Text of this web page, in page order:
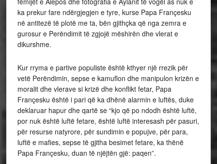
ka prekur fare ndërgjegjen e tyre, kurse Papa Françesku
në antitezë të plotë me ta, bën gjithçka që nga zemra e
gurosur e Perëndimit të zgjojë mëshirën dhe vlerat e
dikurshme.
Kur rryma e partive populiste është kthyer një rrezik për
vetë Perëndimin, sepse e kamuflon dhe manipulon krizën e
moralit dhe vlerave si krizë dhe konflikt fetar, Papa
Françesku është i pari që ka dhënë alarmin e luftës, duke
deklaruar hapur dhe qartë se “kjo që po ndodh është luftë,
por nuk është luftë fetare, është luftë interesash për pasuri,
për resurse natyrore, për sundimin e popujve, për para,
luftë e mafies, sepse të gjitha besimet fetare, ka thënë
Papa Françesku, duan të njëjtën gjë: paqen”.